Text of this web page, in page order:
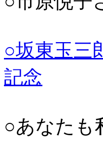
○坂東玉三
記念
○あなたも